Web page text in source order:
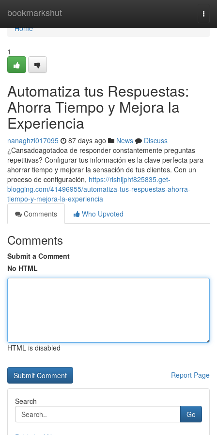
bookmarkshut
Home
Home
1
Automatiza tus Respuestas:
Ahorra Tiempo y Mejora la
Experiencia
nanaghzi017095 87 days ago News
Discuss
¿Cansadoagotadoa de responder constantemente preguntas
repetitivas? Configurar tus información es la clave perfecta para
ahorrar tiempo y mejorar la sensación de tus clientes. Con un
proceso de configuración, https://rishijphf825835.get-
blogging.com/41496955/automatiza-tus-respuestas-ahorra-
tiempo-y-mejora-la-experiencia
Comments
Who Upvoted
Comments
Submit a Comment
No HTML
HTML is disabled
Report Page
Search
Go